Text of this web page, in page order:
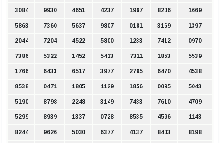
3084 9930 4651 4237 1967 8206 1669
5863 7360 5637 9807 0181 3169 1397
2044 7204 4522 5800 1233 7412 0970
7386 5322 1452 5413 7311 1853 5539
1766 6433 6517 3977 2795 6470 4538
8538 0471 1805 1129 1856 0095 5043
5190 8798 2248 3149 7433 7610 4709
5299 8939 1337 0728 8535 4596 1143
8244 9626 5030 6377 4137 8403 8198